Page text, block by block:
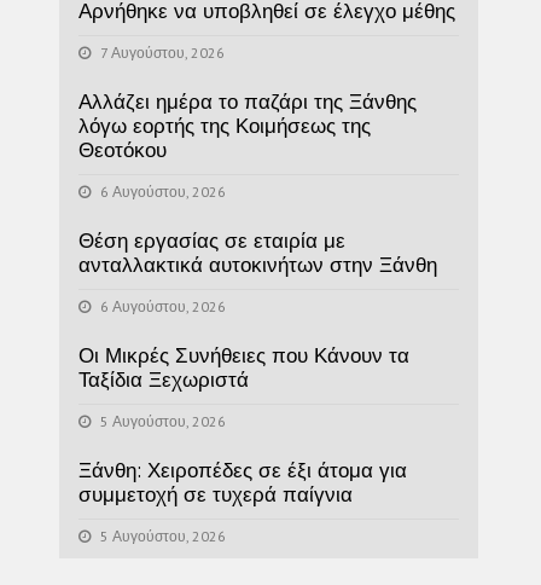
Αρνήθηκε να υποβληθεί σε έλεγχο μέθης
7 Αυγούστου, 2026
Αλλάζει ημέρα το παζάρι της Ξάνθης
λόγω εορτής της Κοιμήσεως της
Θεοτόκου
6 Αυγούστου, 2026
Θέση εργασίας σε εταιρία με
ανταλλακτικά αυτοκινήτων στην Ξάνθη
6 Αυγούστου, 2026
Οι Μικρές Συνήθειες που Κάνουν τα
Ταξίδια Ξεχωριστά
5 Αυγούστου, 2026
Ξάνθη: Χειροπέδες σε έξι άτομα για
συμμετοχή σε τυχερά παίγνια
5 Αυγούστου, 2026